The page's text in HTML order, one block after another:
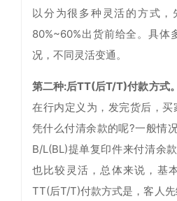
以分为很多种灵活的方式，
80%~60%出货前给全。具体
况，不同灵活变通。
第二种:后TT(后T/T)付款方式。
在行内定义为，发完货后，
凭什么付清余款的呢?一般情
B/L(BL)提单复印件来付清余
也比较灵活，总体来说，基
TT(后T/T)付款方式是，客人